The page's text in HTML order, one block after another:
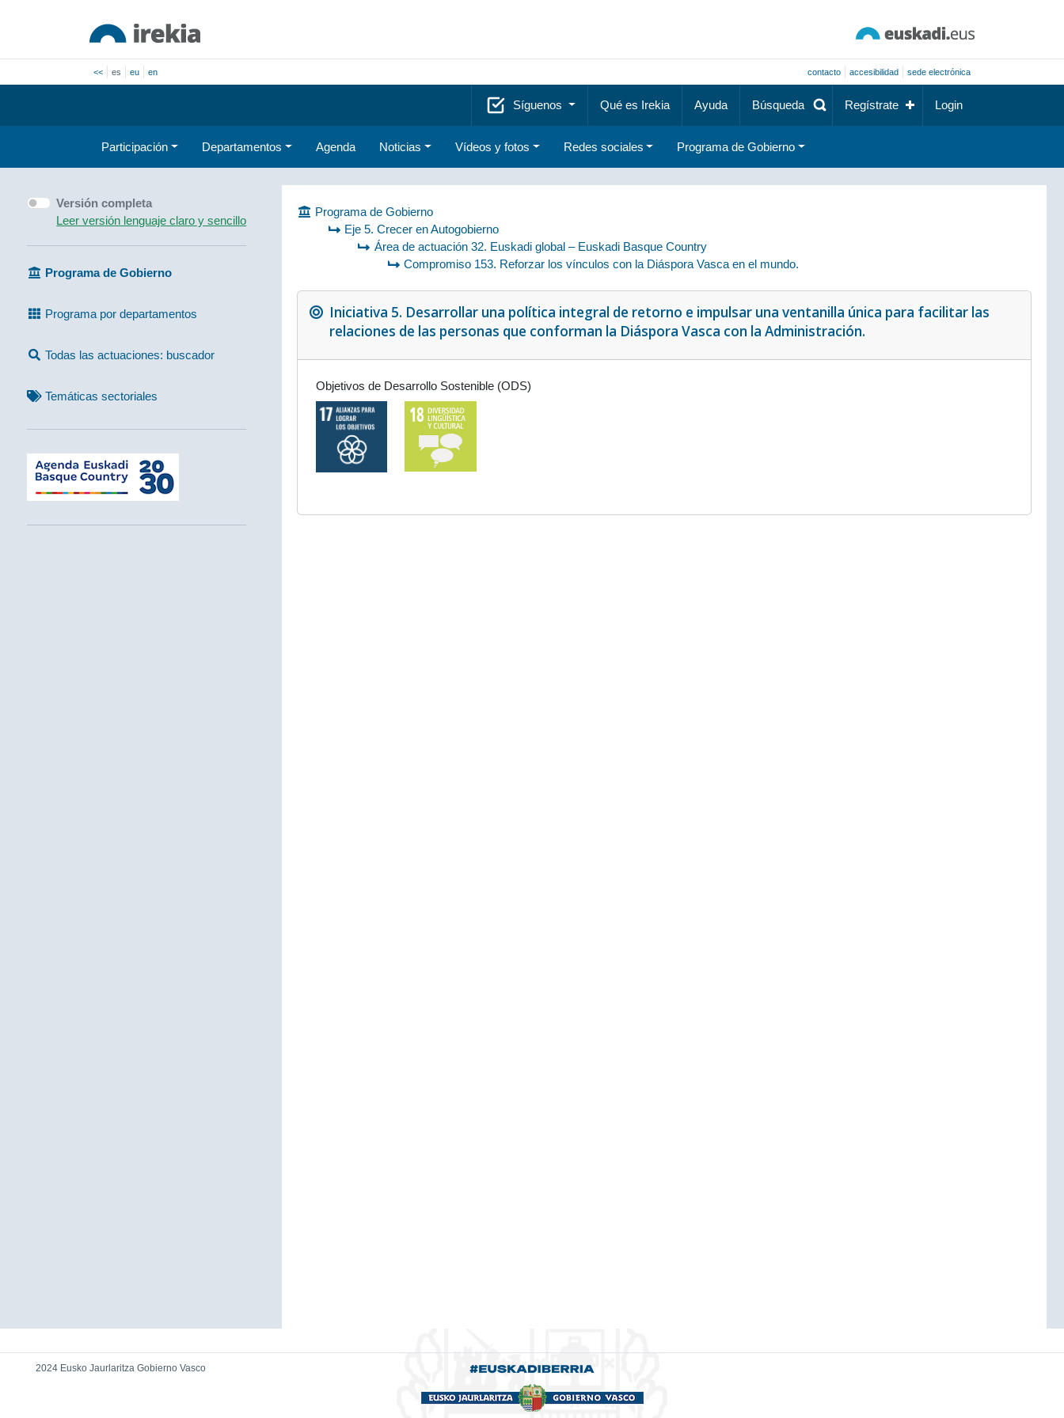
<< es eu en contacto accesibilidad sede electrónica
Síguenos Qué es Irekia Ayuda Búsqueda Regístrate Login
Participación Departamentos Agenda Noticias Vídeos y fotos Redes sociales Programa de Gobierno
Versión completa
Leer versión lenguaje claro y sencillo
Programa de Gobierno
Programa por departamentos
Todas las actuaciones: buscador
Temáticas sectoriales
Programa de Gobierno
Eje 5. Crecer en Autogobierno
Área de actuación 32. Euskadi global – Euskadi Basque Country
Compromiso 153. Reforzar los vínculos con la Diáspora Vasca en el mundo.
Iniciativa 5. Desarrollar una política integral de retorno e impulsar una ventanilla única para facilitar las
relaciones de las personas que conforman la Diáspora Vasca con la Administración.
Objetivos de Desarrollo Sostenible (ODS)
2024 Eusko Jaurlaritza Gobierno Vasco